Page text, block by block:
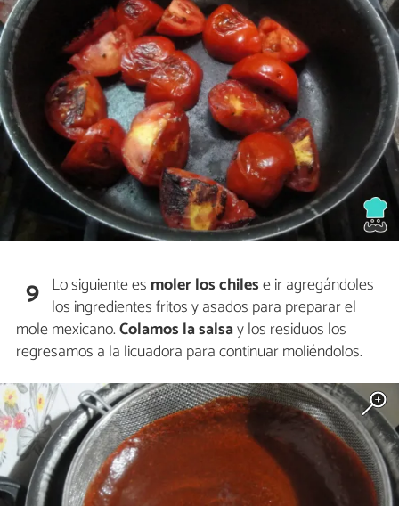
9 Lo siguiente es moler los chilese ir agregándoles
los ingredientes fritos y asados para preparar el
mole mexicano.Colamos la salsay los residuos los
regresamos a la licuadora para continuar moliéndolos.